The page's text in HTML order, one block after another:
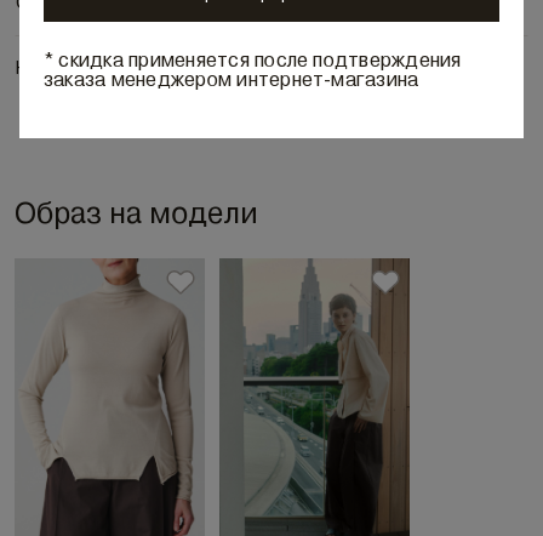
Наличие в бутиках
Образ на модели
* скидка применяется после подтверждения
заказа менеджером интернет-магазина